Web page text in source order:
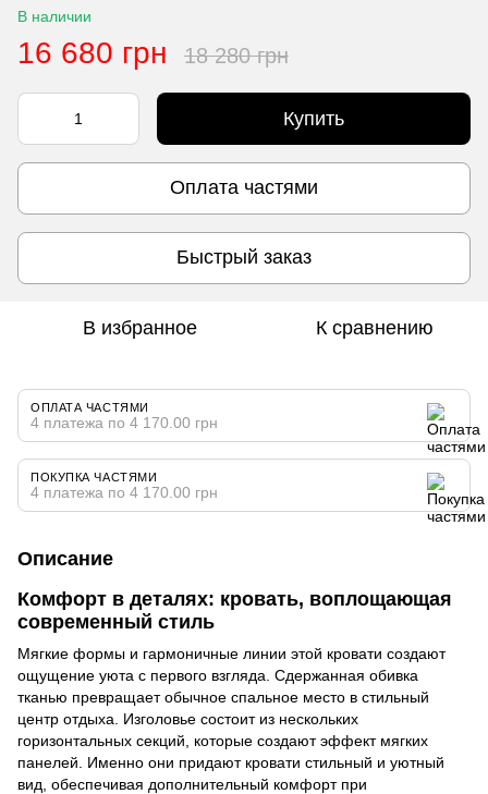
В наличии
16 680 грн 18 280 грн
Купить
Оплата частями
Быстрый заказ
В избранное К сравнению
ОПЛАТА ЧАСТЯМИ
4 платежа по 4 170.00 грн
ПОКУПКА ЧАСТЯМИ
4 платежа по 4 170.00 грн
Описание
Комфорт в деталях: кровать, воплощающая
современный стиль
Мягкие формы и гармоничные линии этой кровати создают
ощущение уюта с первого взгляда. Сдержанная обивка
тканью превращает обычное спальное место в стильный
центр отдыха. Изголовье состоит из нескольких
горизонтальных секций, которые создают эффект мягких
панелей. Именно они придают кровати стильный и уютный
вид, обеспечивая дополнительный комфорт при